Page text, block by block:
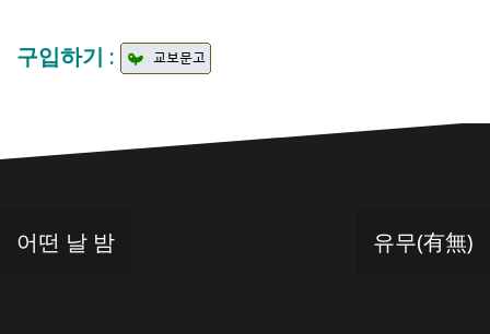
구입하기 :
글
탐어떤 날 밤 유무(有無)